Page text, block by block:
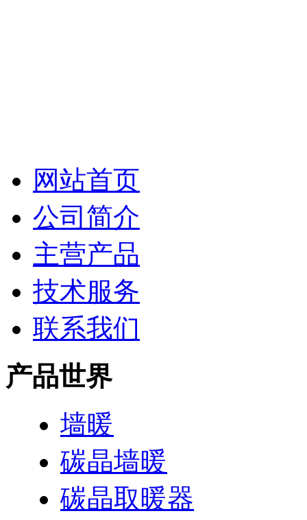
网站首页
公司简介
主营产品
技术服务
联系我们
产品世界
墙暖
碳晶墙暖
碳晶取暖器